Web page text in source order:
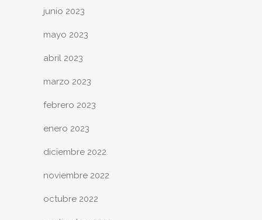
junio 2023
mayo 2023
abril 2023
marzo 2023
febrero 2023
enero 2023
diciembre 2022
noviembre 2022
octubre 2022